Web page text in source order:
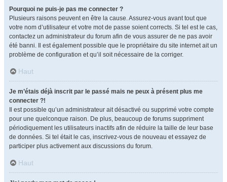
Pourquoi ne puis-je pas me connecter ?
Plusieurs raisons peuvent en être la cause. Assurez-vous avant tout que
votre nom d’utilisateur et votre mot de passe soient corrects. Si tel est le cas,
contactez un administrateur du forum afin de vous assurer de ne pas avoir
été banni. Il est également possible que le propriétaire du site internet ait un
problème de configuration et qu’il soit nécessaire de la corriger.
Haut
Je m’étais déjà inscrit par le passé mais ne peux à présent plus me
connecter ?!
Il est possible qu’un administrateur ait désactivé ou supprimé votre compte
pour une quelconque raison. De plus, beaucoup de forums suppriment
périodiquement les utilisateurs inactifs afin de réduire la taille de leur base
de données. Si tel était le cas, inscrivez-vous de nouveau et essayez de
participer plus activement aux discussions du forum.
Haut